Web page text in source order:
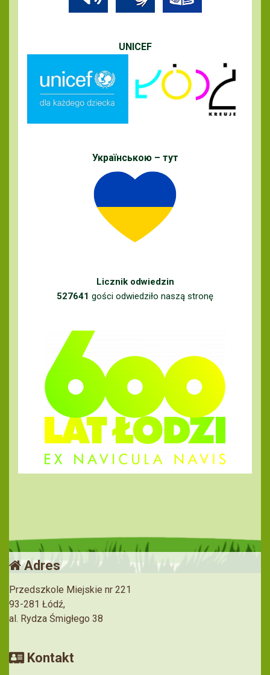
UNICEF
Українською – тут
Licznik odwiedzin
527641 gości odwiedziło naszą stronę
Adres
Przedszkole Miejskie nr 221
93-281 Łódź,
al. Rydza Śmigłego 38
Kontakt